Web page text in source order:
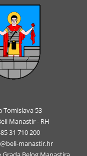
Tomislava 53
Manastir - RH
31 710 200
manastir.hr